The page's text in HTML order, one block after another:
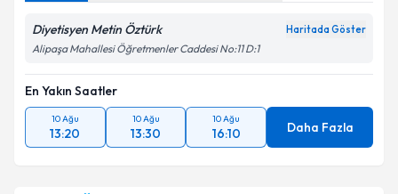
Takvim Talebini Gönder
Diyetisyen Metin Öztürk Haritada Göster
Alipaşa Mahallesi Öğretmenler Caddesi No:11 D:1
En Yakın Saatler
10 Ağu
13:20
10 Ağu
13:30
10 Ağu
16:10 Daha Fazla